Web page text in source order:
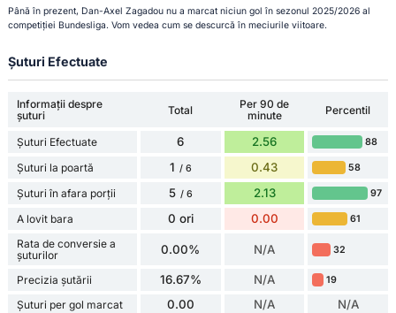
Până în prezent, Dan-Axel Zagadou nu a marcat niciun gol în sezonul 2025/2026 al
competiției Bundesliga. Vom vedea cum se descurcă în meciurile viitoare.
Șuturi Efectuate
Informații despre
șuturi
Total
Per 90 de
minute
Percentil
Șuturi Efectuate 6 2.56 88
Șuturi la poartă 1 / 6 0.43 58
Șuturi în afara porții 5 / 6 2.13 97
A lovit bara 0 ori 0.00 61
Rata de conversie a
șuturilor
0.00% N/A 32
Precizia șutării 16.67% N/A 19
Șuturi per gol marcat 0.00 N/A N/A